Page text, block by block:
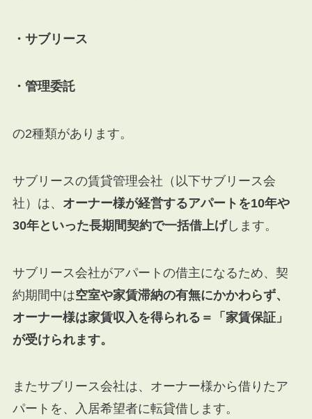
・サブリース
・管理委託
の2種類があります。
サブリースの賃貸管理会社（以下サブリース会
社）は、 オーナー様が経営するアパートを10年や
30年といった長期間契約で一括借上げします。
サブリース会社がアパートの借主になるため、契
約期間中は空室や家賃滞納の有無にかかわらず、
オーナー様は家賃収入を得られる＝「家賃保証」
が受けられます。
またサブリース会社は、オーナー様から借りたア
パートを、入居希望者に転貸借します。